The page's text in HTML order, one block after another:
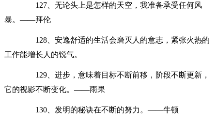
127、无论头上是怎样的天空，我准备承受任何风
暴。——拜伦
128、安逸舒适的生活会磨灭人的意志，紧张火热的
工作能增长人的锐气。
129、进步，意味着目标不断前移，阶段不断更新，
它的视影不断变化。——雨果
130、发明的秘诀在不断的努力。——牛顿